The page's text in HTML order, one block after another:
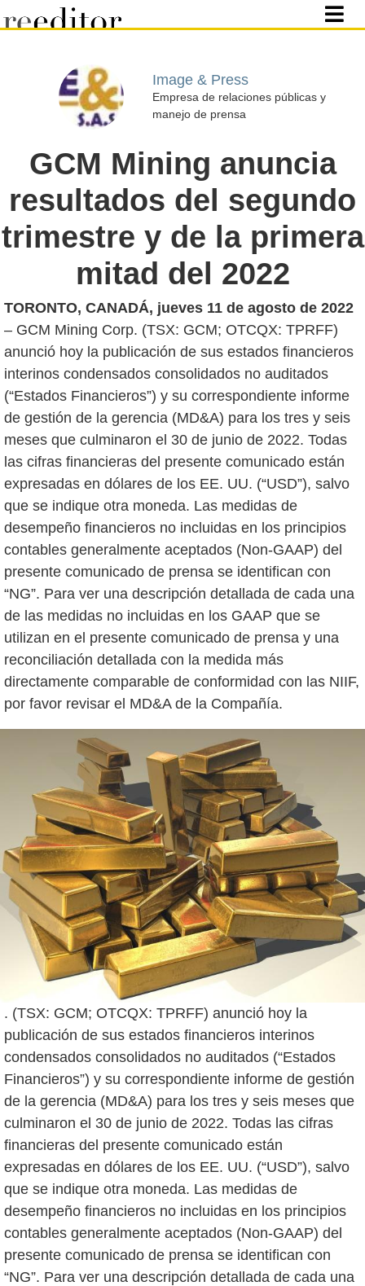
Image & Press
Empresa de relaciones públicas y
manejo de prensa
GCM Mining anuncia
resultados del segundo
trimestre y de la primera
mitad del 2022
TORONTO, CANADÁ, jueves 11 de agosto de 2022
– GCM Mining Corp. (TSX: GCM; OTCQX: TPRFF)
anunció hoy la publicación de sus estados financieros
interinos condensados consolidados no auditados
(“Estados Financieros”) y su correspondiente informe
de gestión de la gerencia (MD&A) para los tres y seis
meses que culminaron el 30 de junio de 2022. Todas
las cifras financieras del presente comunicado están
expresadas en dólares de los EE. UU. (“USD”), salvo
que se indique otra moneda. Las medidas de
desempeño financieros no incluidas en los principios
contables generalmente aceptados (Non-GAAP) del
presente comunicado de prensa se identifican con
“NG”. Para ver una descripción detallada de cada una
de las medidas no incluidas en los GAAP que se
utilizan en el presente comunicado de prensa y una
reconciliación detallada con la medida más
directamente comparable de conformidad con las NIIF,
. (TSX: GCM; OTCQX: TPRFF) anunció hoy la
publicación de sus estados financieros interinos
condensados consolidados no auditados (“Estados
Financieros”) y su correspondiente informe de gestión
de la gerencia (MD&A) para los tres y seis meses que
culminaron el 30 de junio de 2022. Todas las cifras
financieras del presente comunicado están
expresadas en dólares de los EE. UU. (“USD”), salvo
que se indique otra moneda. Las medidas de
desempeño financieros no incluidas en los principios
contables generalmente aceptados (Non-GAAP) del
presente comunicado de prensa se identifican con
“NG”. Para ver una descripción detallada de cada una